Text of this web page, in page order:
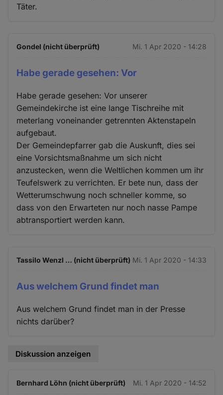
Täter.
Gondel (nicht überprüft) Mi. 1 Apr 2020 - 14:28
Habe gerade gesehen: Vor
Habe gerade gesehen: Vor unserer
Gemeindekirche ist eine lange Tischreihe mit
meterlang voneinander getrennten Aktenstapeln
aufgebaut.
Der Gemeindepfarrer gab die Auskunft, dies sei
eine Vorsichtsmaßnahme um sich nicht
anzustecken, wenn die Weltlichen kommen um ihr
Teufelswerk zu verrichten. Er bete nun, dass der
Wetterumschwung noch schneller komme, so
dass von den Erwarteten nur noch nasse Pampe
abtransportiert werden kann.
Tassilo Wenzl … (nicht überprüft) Mi. 1 Apr 2020 - 14:33
Aus welchem Grund findet man
Aus welchem Grund findet man in der Presse
nichts darüber?
Diskussion anzeigen
Bernhard Löhn (nicht überprüft) Mi. 1 Apr 2020 - 14:52